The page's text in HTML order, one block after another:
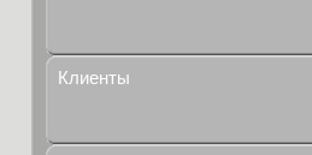
Клиенты